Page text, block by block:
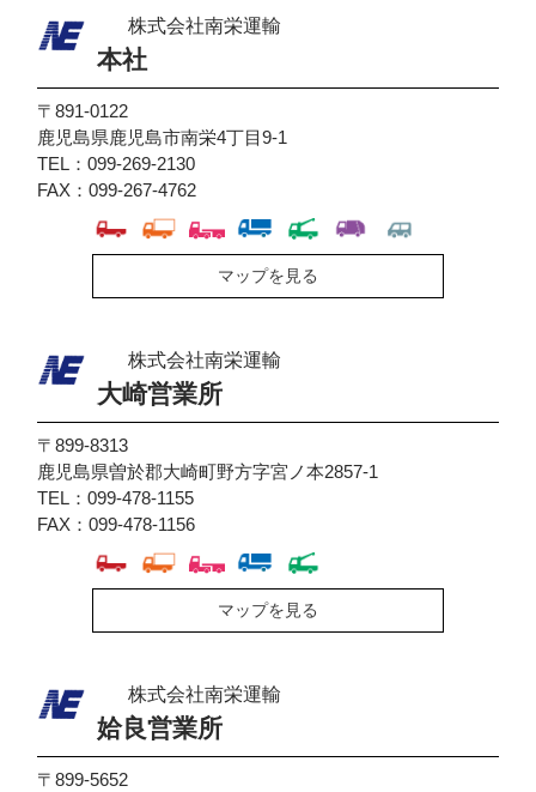
株式会社南栄運輸
本社
〒891-0122
鹿児島県鹿児島市南栄4丁目9-1
TEL：099-269-2130
FAX：099-267-4762
マップを見る
株式会社南栄運輸
大崎営業所
〒899-8313
鹿児島県曽於郡大崎町野方字宮ノ本2857-1
TEL：099-478-1155
FAX：099-478-1156
マップを見る
株式会社南栄運輸
姶良営業所
〒899-5652